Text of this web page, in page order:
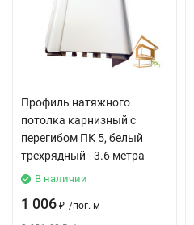
Профиль натяжного
потолка карнизный с
перегибом ПК 5, белый
трехрядный - 3.6 метра
В наличии
1 006 ₽ /пог. м